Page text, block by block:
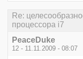
Re:
процессора i7
PeaceDuke
12 - 11.11.2009 - 08:07